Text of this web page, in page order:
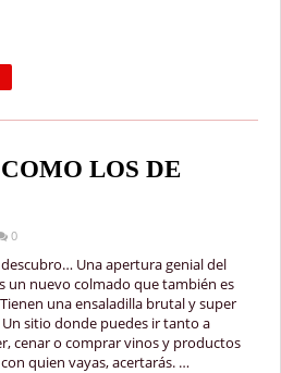
LOS DE
0
descubro… Una apertura genial del
un nuevo colmado que también es
una ensaladilla brutal y super
sitio donde puedes ir tanto a
cenar o comprar vinos y productos
quien vayas, acertarás. …